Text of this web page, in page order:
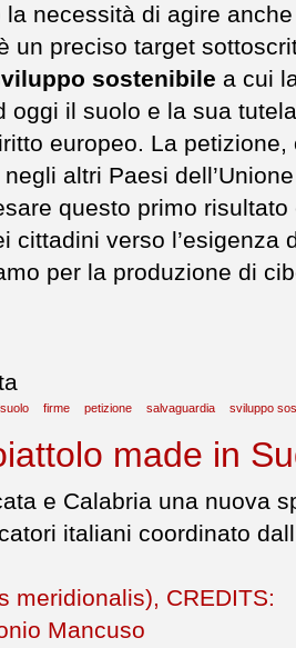
necessità di agire
un preciso target
sostenibile a cui
oggi il suolo e la sua
europeo. La
altri Paesi
questo primo
cittadini verso l’esigenza
per la produzione di
firme petizione salvaguardia sviluppo
made in
e Calabria una nuova
italiani coordinato